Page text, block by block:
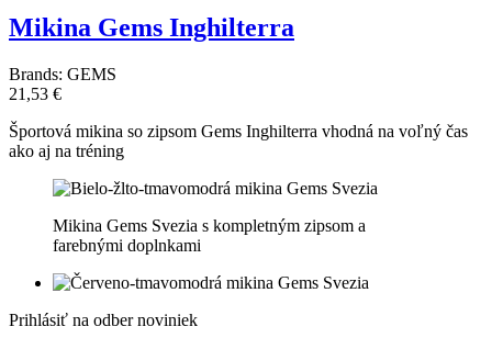
Mikina Gems Inghilterra
Brands: GEMS
21,53 €
Športová mikina so zipsom Gems Inghilterra vhodná na voľný čas
ako aj na tréning
Mikina Gems Svezia s kompletným zipsom a
farebnými doplnkami
Prihlásiť na odber noviniek